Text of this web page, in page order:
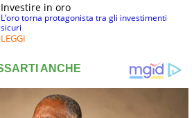
Investire in oro
L’oro torna protagonista tra gli investimenti
sicuri
LEGGI